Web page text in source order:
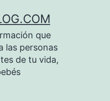
que
las personas
de tu vida,